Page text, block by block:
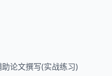
论文撰写(实战练习)